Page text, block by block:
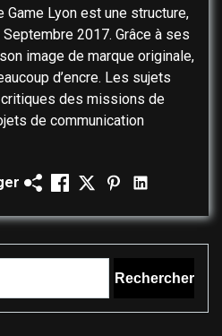
Game Lyon est une structure,
2017. Grâce à ses
image de marque originale,
d’encre. Les sujets
des missions de
de communication